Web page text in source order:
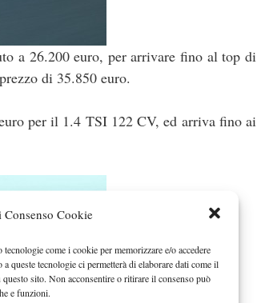
Consenso Cookie
come i cookie per memorizzare e/o accedere
queste tecnologie ci permetterà di elaborare dati come il
sito. Non acconsentire o ritirare il consenso può
e funzioni.
a 26.200 euro, per arrivare fino al top di
di 35.850 euro.
per il 1.4 TSI 122 CV, ed arriva fino ai